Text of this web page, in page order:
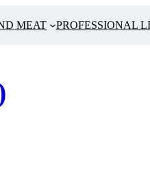
MEAT PROFESSIONAL